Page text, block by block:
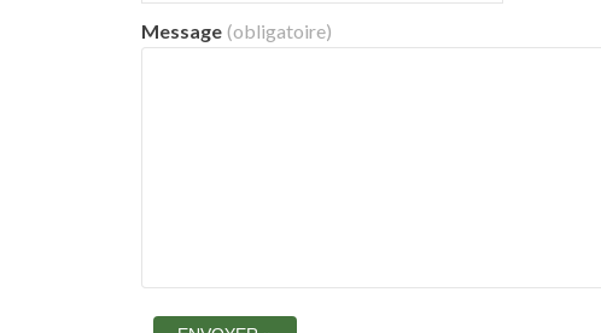
Message (obligatoire)